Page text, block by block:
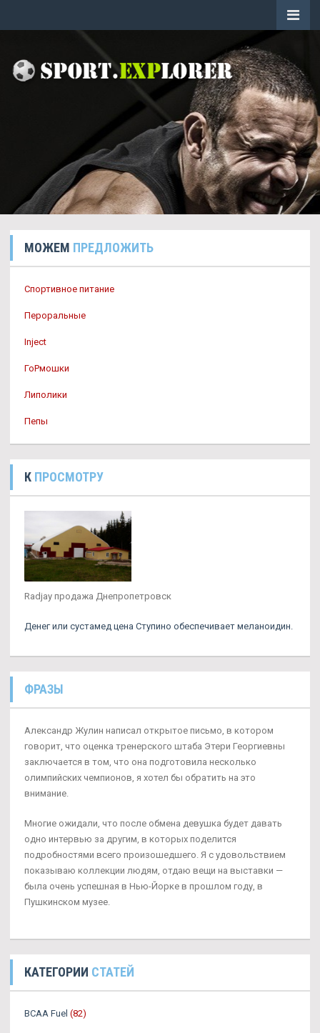
МОЖЕМ ПРЕДЛОЖИТЬ
Спортивное питание
Пероральные
Inject
ГоРмошки
Липолики
Пепы
К ПРОСМОТРУ
Radjay продажа Днепропетровск
Денег или сустамед цена Ступино обеспечивает меланоидин.
ФРАЗЫ
Александр Жулин написал открытое письмо, в котором
говорит, что оценка тренерского штаба Этери Георгиевны
заключается в том, что она подготовила несколько
олимпийских чемпионов, я хотел бы обратить на это
внимание.
Многие ожидали, что после обмена девушка будет давать
одно интервью за другим, в которых поделится
подробностями всего произошедшего. Я с удовольствием
показываю коллекции людям, отдаю вещи на выставки —
была очень успешная в Нью-Йорке в прошлом году, в
Пушкинском музее.
КАТЕГОРИИ СТАТЕЙ
BCAA Fuel (82)